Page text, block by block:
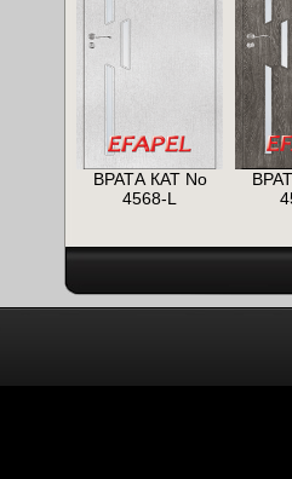
ВРАТА КАТ No
4568-L